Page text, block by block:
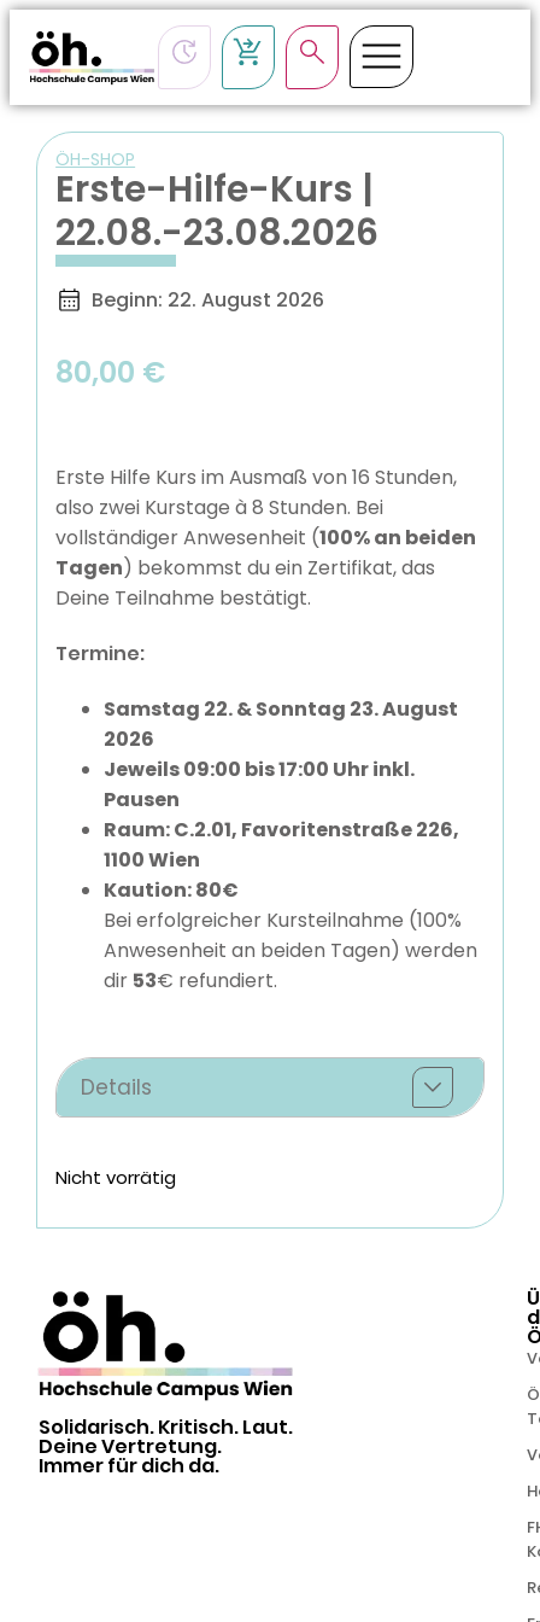
ÖH-SHOP
Erste-Hilfe-Kurs |
22.08.-23.08.2026
Beginn: 22. August 2026
80,00 €
Erste Hilfe Kurs im Ausmaß von 16 Stunden,
also zwei Kurstage à 8 Stunden. Bei
vollständiger Anwesenheit (100% an beiden
Tagen) bekommst du ein Zertifikat, das
Deine Teilnahme bestätigt.
Termine:
Samstag 22. & Sonntag 23. August
2026
Jeweils 09:00 bis 17:00 Uhr inkl.
Pausen
Raum:C.2.01, Favoritenstraße 226,
1100 Wien
Kaution: 80€
Bei erfolgreicher Kursteilnahme (100%
Anwesenheit an beiden Tagen) werden
dir 53€ refundiert.
Details
Nicht vorrätig
Solidarisch. Kritisch. Laut.
Deine Vertretung.
Immer für dich da.